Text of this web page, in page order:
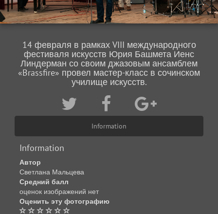
14 февраля в рамках VIII международного
фестиваля искусств Юрия Башмета Иенс
Линдерман со своим джазовым ансамблем
«Brassfire» провел мастер-класс в сочинском
училище искусств.
Information
Information
Автор
Светлана Мальцева
Средний балл
оценок изображений нет
Оценить эту фотографию